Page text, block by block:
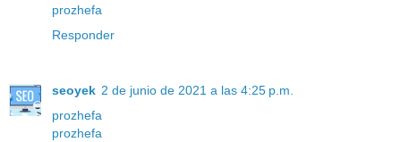
prozhefa
Responder
seoyek 2 de junio de 2021 a las 4:25 p.m.
prozhefa
prozhefa